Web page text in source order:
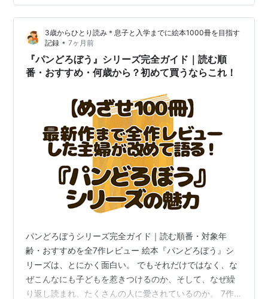
少しドキドキしながら向かいました。 先に結論から言う
と—— 「ただ楽しい」だけではなく、パンどろぼうの魅
力がより深く伝わるイベントでした。 絵本の世界に入り
込むような体験が、子どもも大人もワクワ…
3歳からひとり読み＊息子と入学までに絵本1000冊を目指す
記録 • 7ヶ月前
『パンどろぼう』シリーズ完全ガイド｜読む順
番・おすすめ・何歳から？初めて買うならこれ！
パンどろぼうシリーズ完全ガイド｜読む順番・対象年
齢・おすすめを全7作レビュー 絵本『パンどろぼう』シ
リーズは、とにかく面白い。 でもそれだけではなく、な
ぜこんなにも子どもを惹きつけるのか、そして、なぜ繰
り返し読まれ、たくさんの人に愛されているのか。 7作